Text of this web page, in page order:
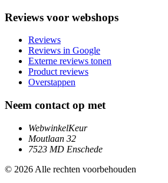
Reviews voor webshops
Reviews
Reviews in Google
Externe reviews tonen
Product reviews
Overstappen
Neem contact op met
WebwinkelKeur
Moutlaan 32
7523 MD Enschede
© 2026 Alle rechten voorbehouden